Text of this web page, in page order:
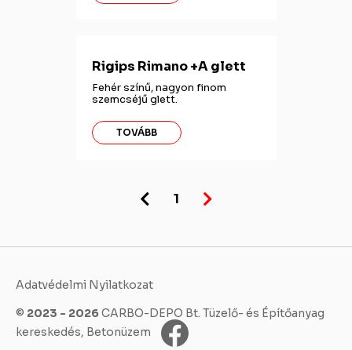
Rigips Rimano +A glett
Fehér színű, nagyon finom
szemcséjű glett.
TOVÁBB
1
Adatvédelmi Nyilatkozat
© 2023 - 2026CARBO-DEPO Bt. Tüzelő- és Építőanyag
kereskedés, Betonüzem